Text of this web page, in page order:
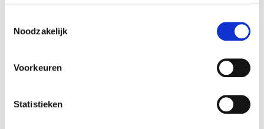
Noodzakelijk
Voorkeuren
Statistieken
wisselden Picasso en Giacometti voortdurend
ideeën uit. Ze verkenden het surrealisme in